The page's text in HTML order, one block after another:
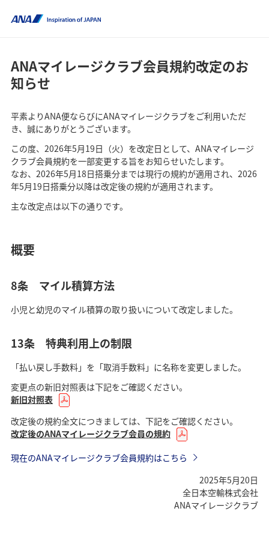
ANAマイレージクラブ会員規約改定のお
知らせ
平素よりANA便ならびにANAマイレージクラブをご利用いただ
き、誠にありがとうございます。
この度、2026年5月19日（火）を改定日として、ANAマイレージ
クラブ会員規約を一部変更する旨をお知らせいたします。
なお、2026年5月18日搭乗分までは現行の規約が適用され、2026
年5月19日搭乗分以降は改定後の規約が適用されます。
主な改定点は以下の通りです。
概要
8条 マイル積算方法
小児と幼児のマイル積算の取り扱いについて改定しました。
13条 特典利用上の制限
「払い戻し手数料」を「取消手数料」に名称を変更しました。
変更点の新旧対照表は下記をご確認ください。
新旧対照表
改定後の規約全文につきましては、下記をご確認ください。
改定後のANAマイレージクラブ会員の規約
現在のANAマイレージクラブ会員規約はこちら
2025年5月20日
全日本空輸株式会社
ANAマイレージクラブ